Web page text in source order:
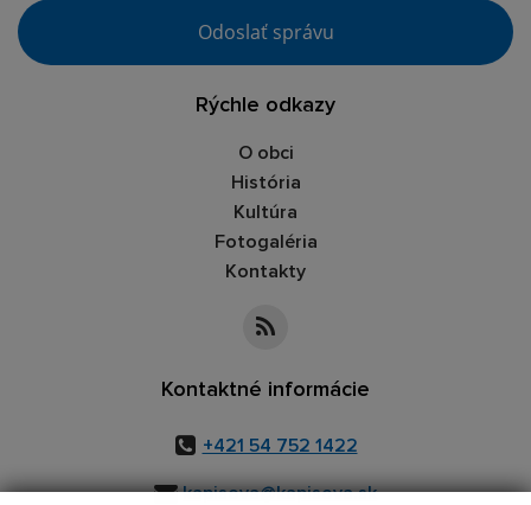
Google reCaptcha Response
Odoslať správu
Rýchle odkazy
O obci
História
Kultúra
Fotogaléria
Kontakty
Kontaktné informácie
+421 54 752 1422
kapisova@kapisova.sk